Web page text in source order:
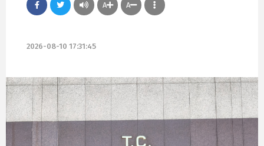
A A
2026-08-10 17:31:45